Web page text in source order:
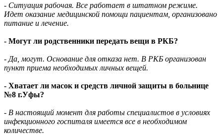
- Ситуация рабочая. Все работает в штатном режиме.
Идет оказание медицинской помощи пациентам, организовано
питание и лечение.
- Могут ли родственники передать вещи в РКБ?
- Да, могут. Основание для отказа нет. В РКБ организован
пункт приема необходимых личных вещей.
- Хватает ли масок и средств личной защиты в больнице
№8 г.Уфы?
- В настоящий момент для работы специалистов в условиях
инфекционного госпиталя имеется все в необходимом
количестве.